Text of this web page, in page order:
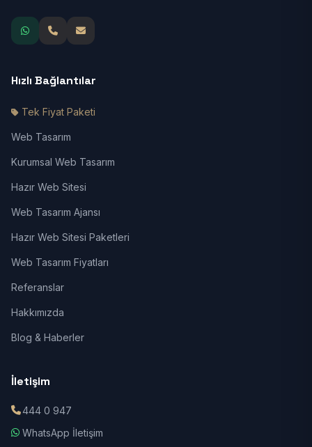
Hızlı Bağlantılar
Tek Fiyat Paketi
Web Tasarım
Kurumsal Web Tasarım
Hazır Web Sitesi
Web Tasarım Ajansı
Hazır Web Sitesi Paketleri
Web Tasarım Fiyatları
Referanslar
Hakkımızda
Blog & Haberler
İletişim
444 0 947
WhatsApp İletişim